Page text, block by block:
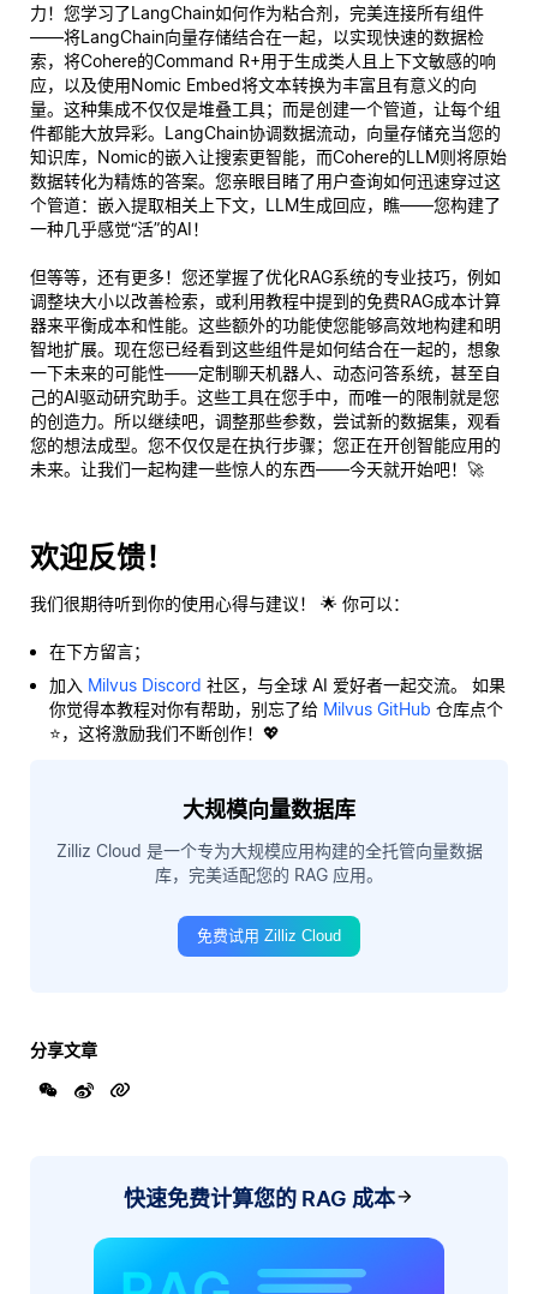
力！您学习了LangChain如何作为粘合剂，完美连接所有组件
——将LangChain向量存储结合在一起，以实现快速的数据检
索，将Cohere的Command R+用于生成类人且上下文敏感的响
应，以及使用Nomic Embed将文本转换为丰富且有意义的向
量。这种集成不仅仅是堆叠工具；而是创建一个管道，让每个组
件都能大放异彩。LangChain协调数据流动，向量存储充当您的
知识库，Nomic的嵌入让搜索更智能，而Cohere的LLM则将原始
数据转化为精炼的答案。您亲眼目睹了用户查询如何迅速穿过这
个管道：嵌入提取相关上下文，LLM生成回应，瞧——您构建了
一种几乎感觉“活”的AI！
但等等，还有更多！您还掌握了优化RAG系统的专业技巧，例如
调整块大小以改善检索，或利用教程中提到的免费RAG成本计算
器来平衡成本和性能。这些额外的功能使您能够高效地构建和明
智地扩展。现在您已经看到这些组件是如何结合在一起的，想象
一下未来的可能性——定制聊天机器人、动态问答系统，甚至自
己的AI驱动研究助手。这些工具在您手中，而唯一的限制就是您
的创造力。所以继续吧，调整那些参数，尝试新的数据集，观看
您的想法成型。您不仅仅是在执行步骤；您正在开创智能应用的
未来。让我们一起构建一些惊人的东西——今天就开始吧！🚀
欢迎反馈！
我们很期待听到你的使用心得与建议！ 🌟 你可以：
在下方留言；
加入 Milvus Discord 社区，与全球 AI 爱好者一起交流。 如果
你觉得本教程对你有帮助，别忘了给 Milvus GitHub 仓库点个
⭐，这将激励我们不断创作！💖
大规模向量数据库
Zilliz Cloud 是一个专为大规模应用构建的全托管向量数据
库，完美适配您的 RAG 应用。
免费试用 Zilliz Cloud
分享文章
快速免费计算您的 RAG 成本